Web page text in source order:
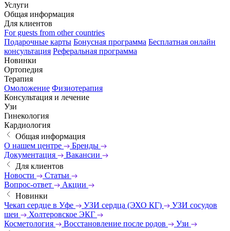
Услуги
Общая информация
Для клиентов
For guests from other countries
Подарочные карты Бонусная программа Бесплатная онлайн
консультация Реферальная программа
Новинки
Ортопедия
Терапия
Омоложение Физиотерапия
Консультация и лечение
Узи
Гинекология
Кардиология
Общая информация
О нашем центре
Бренды
Документация
Вакансии
Для клиентов
Новости
Статьи
Вопрос-ответ
Акции
Новинки
Чекап сердце в Уфе
УЗИ сердца (ЭХО КГ)
УЗИ сосудов
шеи
Холтеровское ЭКГ
Косметология
Восстановление после родов
Узи